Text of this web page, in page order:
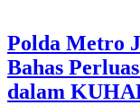
Polda Metro
Bahas
dalam